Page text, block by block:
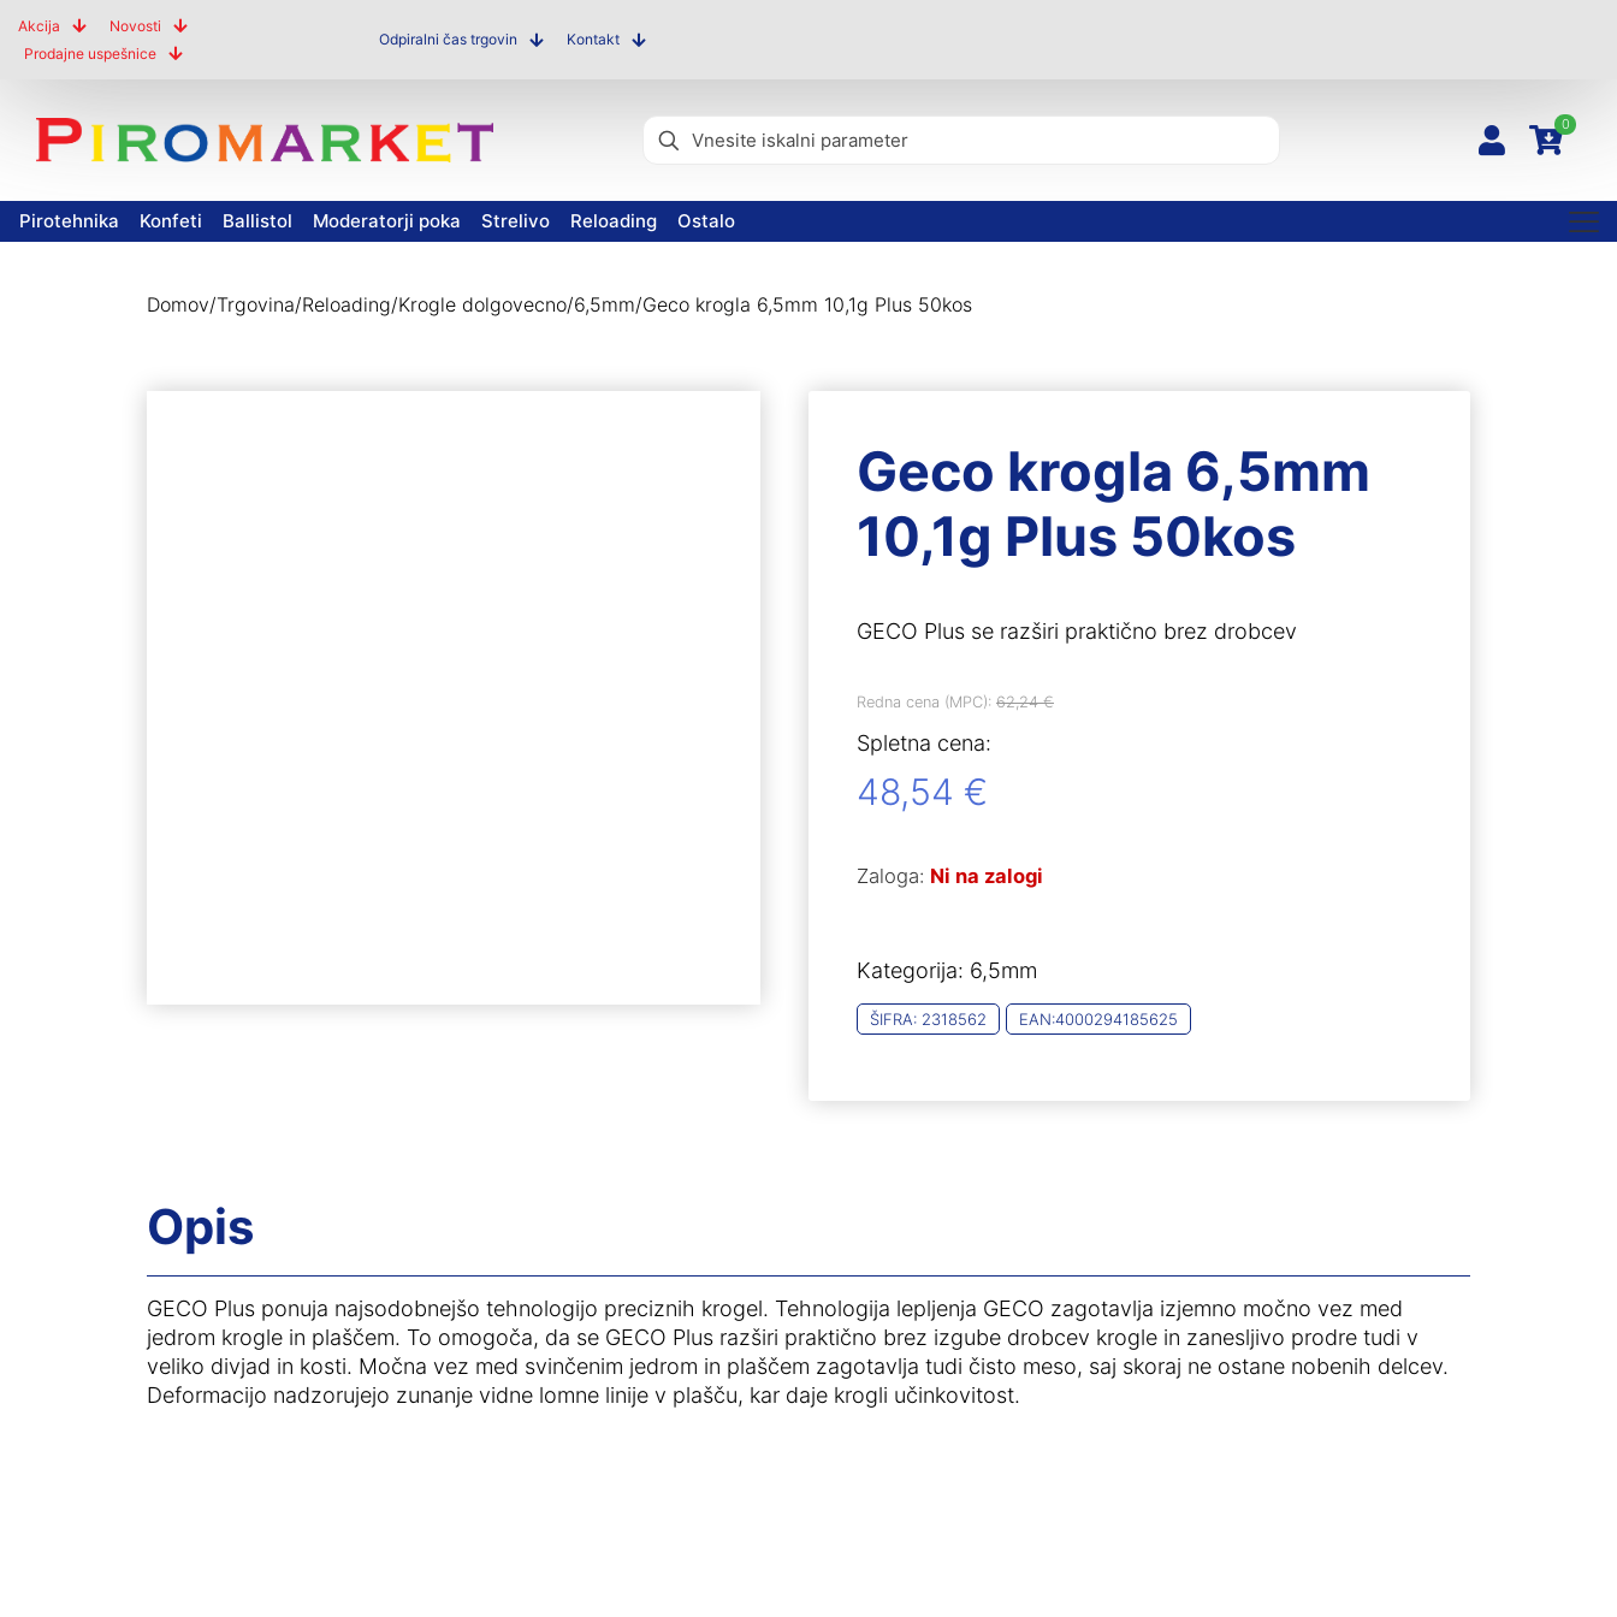
Akcija
Novosti
Prodajne uspešnice
Odpiralni čas trgovin Kontakt
0
Pirotehnika Konfeti Ballistol Moderatorji poka Strelivo Reloading Ostalo
Domov/Trgovina/Reloading/Krogle dolgovecno/6,5mm/Geco krogla 6,5mm 10,1g Plus 50kos
Geco krogla 6,5mm
10,1g Plus 50kos
GECO Plus se razširi praktično brez drobcev
Redna cena (MPC): 62,24€
Spletna cena:
48,54 €
Zaloga: Ni na zalogi
Kategorija: 6,5mm
ŠIFRA: 2318562 EAN:4000294185625
Opis
GECO Plus ponuja najsodobnejšo tehnologijo preciznih krogel. Tehnologija lepljenja GECO zagotavlja izjemno močno vez med
jedrom krogle in plaščem. To omogoča, da se GECO Plus razširi praktično brez izgube drobcev krogle in zanesljivo prodre tudi v
veliko divjad in kosti. Močna vez med svinčenim jedrom in plaščem zagotavlja tudi čisto meso, saj skoraj ne ostane nobenih delcev.
Deformacijo nadzorujejo zunanje vidne lomne linije v plašču, kar daje krogli učinkovitost.